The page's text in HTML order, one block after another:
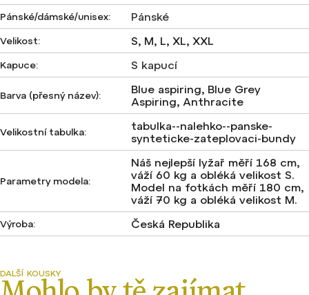
Pánské/dámské/unisex: Pánské
Velikost: S, M, L, XL, XXL
Kapuce: S kapucí
Barva (přesný název):
Blue aspiring, Blue Grey
Aspiring, Anthracite
Velikostní tabulka:
tabulka--nalehko--panske-
synteticke-zateplovaci-bundy
Parametry modela:
Náš nejlepší lyžař měří 168 cm,
váží 60 kg a obléká velikost S.
Model na fotkách měří 180 cm,
váží 70 kg a obléká velikost M.
Výroba: Česká Republika